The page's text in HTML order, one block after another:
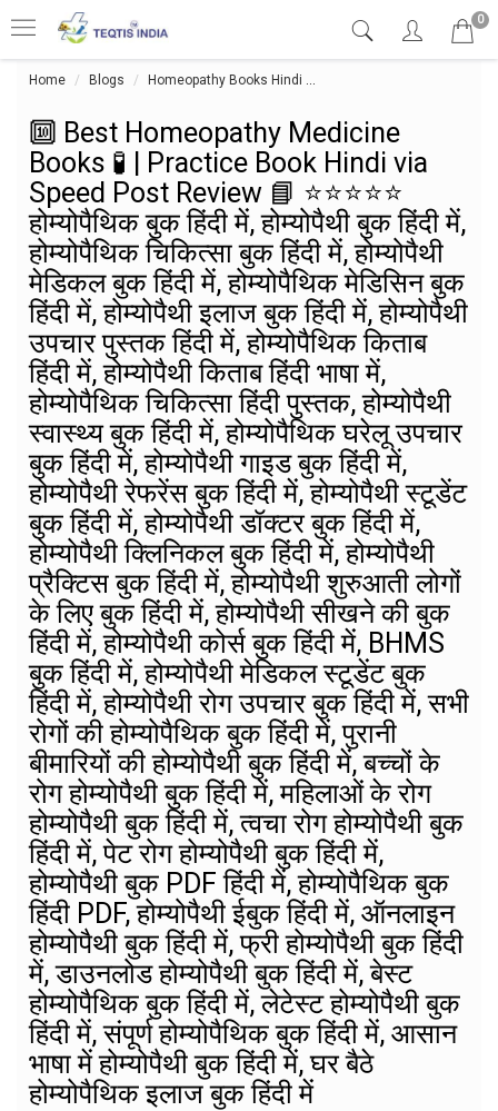
0
Home Blogs Homeopathy Books Hindi
🔟 Best Homeopathy Medicine
Books 🧪 | Practice Book Hindi via
Speed Post Review 📘 ⭐⭐⭐⭐⭐
होम्योपैथिक बुक हिंदी में, होम्योपैथी बुक हिंदी में,
होम्योपैथिक चिकित्सा बुक हिंदी में, होम्योपैथी
मेडिकल बुक हिंदी में, होम्योपैथिक मेडिसिन बुक
हिंदी में, होम्योपैथी इलाज बुक हिंदी में, होम्योपैथी
उपचार पुस्तक हिंदी में, होम्योपैथिक किताब
हिंदी में, होम्योपैथी किताब हिंदी भाषा में,
होम्योपैथिक चिकित्सा हिंदी पुस्तक, होम्योपैथी
स्वास्थ्य बुक हिंदी में, होम्योपैथिक घरेलू उपचार
बुक हिंदी में, होम्योपैथी गाइड बुक हिंदी में,
होम्योपैथी रेफरेंस बुक हिंदी में, होम्योपैथी स्टूडेंट
बुक हिंदी में, होम्योपैथी डॉक्टर बुक हिंदी में,
होम्योपैथी क्लिनिकल बुक हिंदी में, होम्योपैथी
प्रैक्टिस बुक हिंदी में, होम्योपैथी शुरुआती लोगों
के लिए बुक हिंदी में, होम्योपैथी सीखने की बुक
हिंदी में, होम्योपैथी कोर्स बुक हिंदी में, BHMS
बुक हिंदी में, होम्योपैथी मेडिकल स्टूडेंट बुक
हिंदी में, होम्योपैथी रोग उपचार बुक हिंदी में, सभी
रोगों की होम्योपैथिक बुक हिंदी में, पुरानी
बीमारियों की होम्योपैथी बुक हिंदी में, बच्चों के
रोग होम्योपैथी बुक हिंदी में, महिलाओं के रोग
होम्योपैथी बुक हिंदी में, त्वचा रोग होम्योपैथी बुक
हिंदी में, पेट रोग होम्योपैथी बुक हिंदी में,
होम्योपैथी बुक PDF हिंदी में, होम्योपैथिक बुक
हिंदी PDF, होम्योपैथी ईबुक हिंदी में, ऑनलाइन
होम्योपैथी बुक हिंदी में, फ्री होम्योपैथी बुक हिंदी
में, डाउनलोड होम्योपैथी बुक हिंदी में, बेस्ट
होम्योपैथिक बुक हिंदी में, लेटेस्ट होम्योपैथी बुक
हिंदी में, संपूर्ण होम्योपैथिक बुक हिंदी में, आसान
भाषा में होम्योपैथी बुक हिंदी में, घर बैठे
होम्योपैथिक इलाज बुक हिंदी में